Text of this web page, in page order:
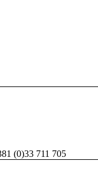
(0)33 711 705